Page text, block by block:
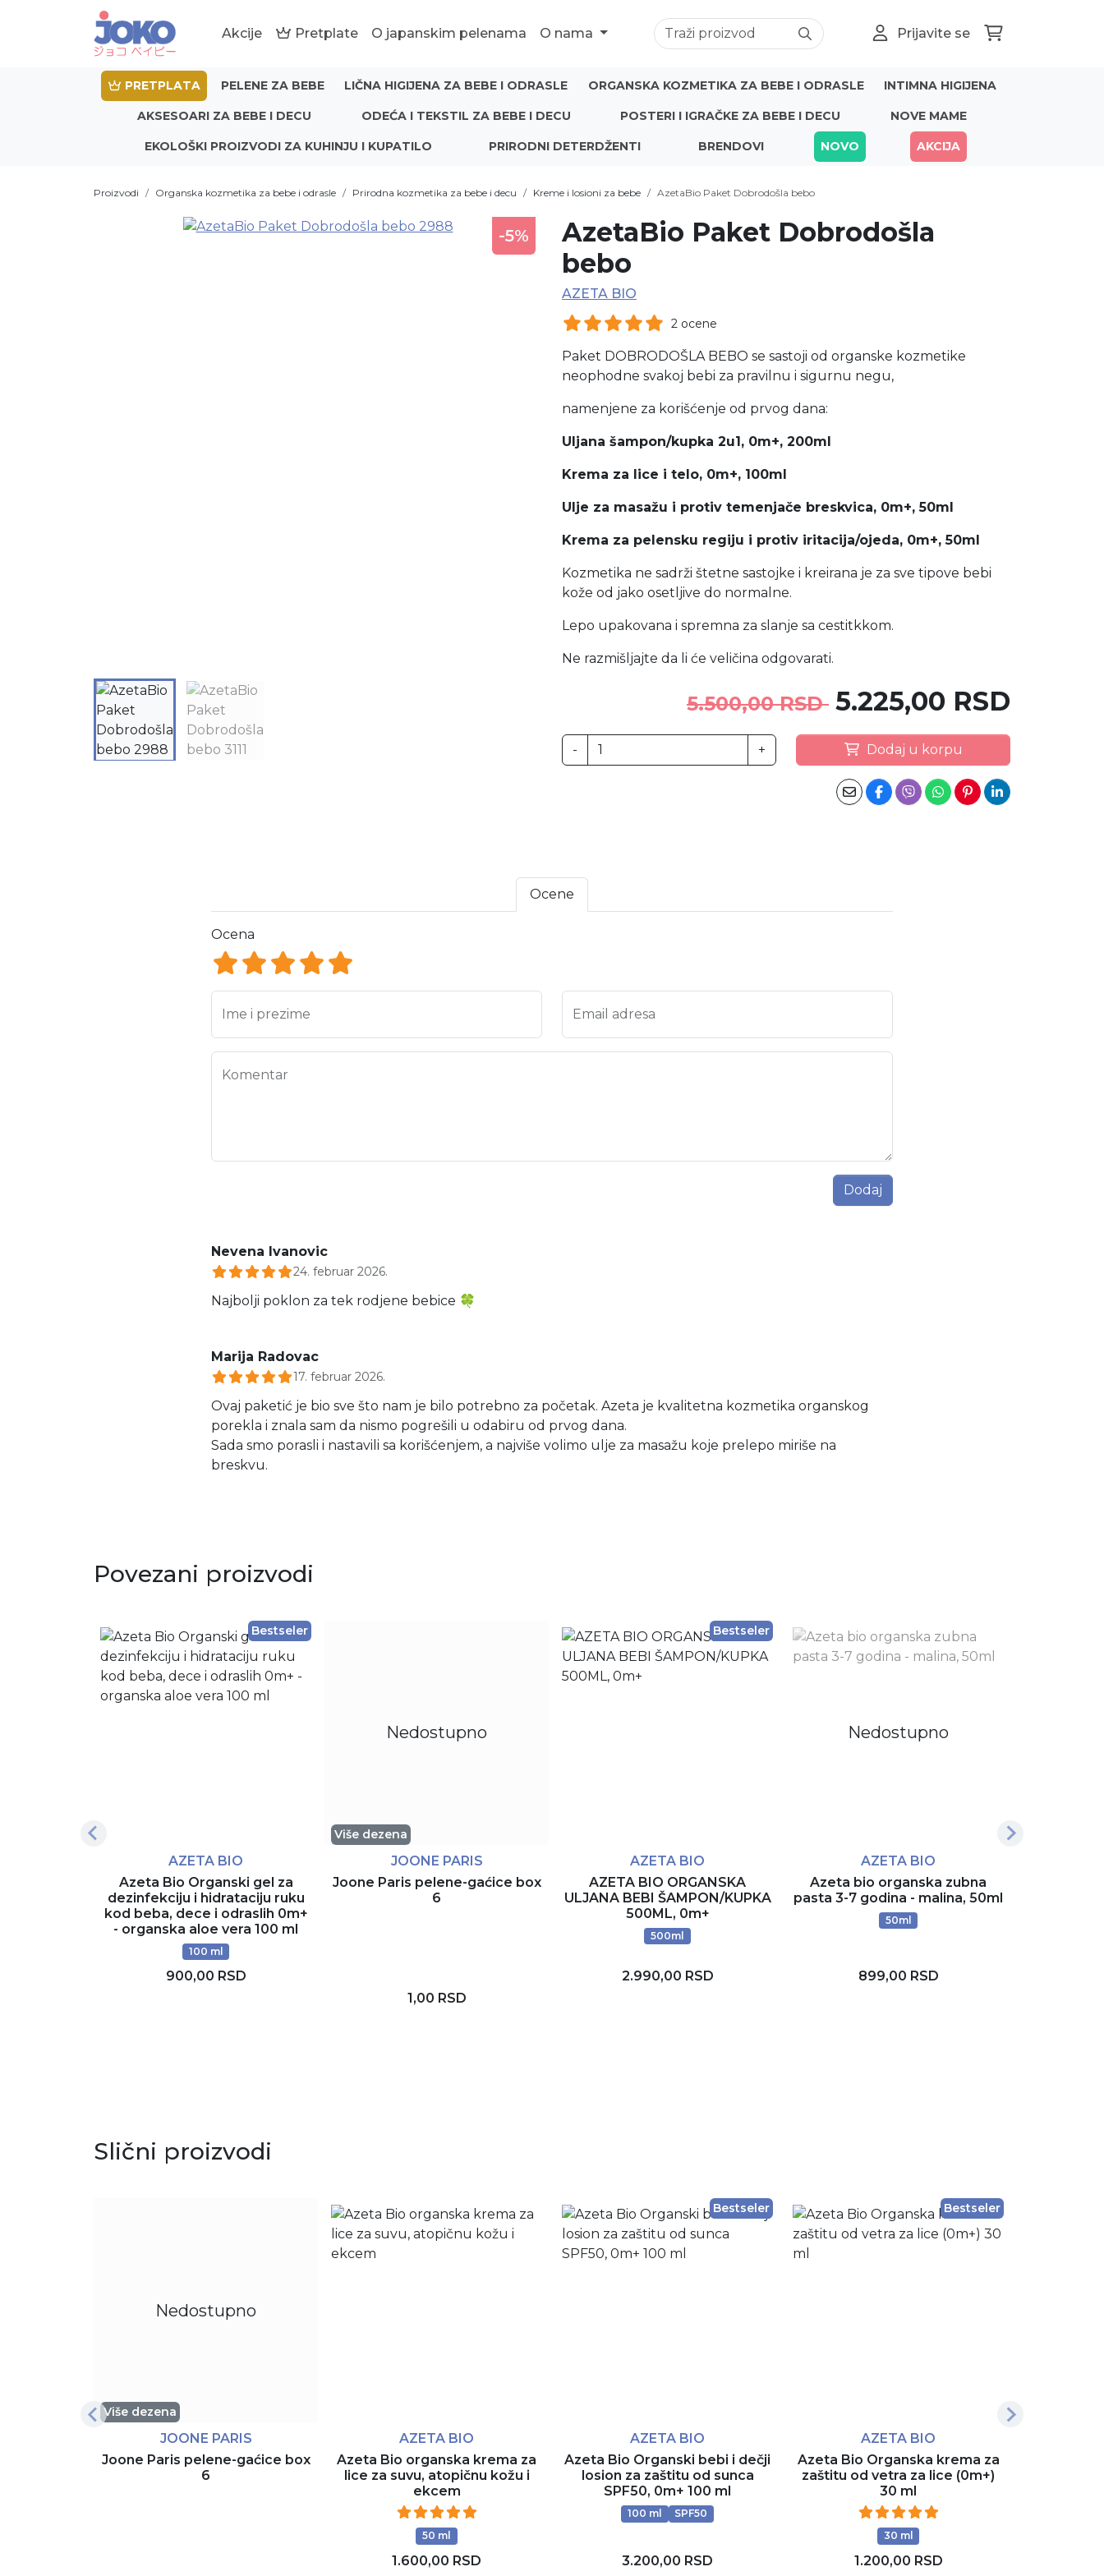
Akcije Pretplate O japanskim pelenama O nama Prijavite se
PRETPLATA PELENE ZA BEBE LIČNA HIGIJENA ZA BEBE I ODRASLE ORGANSKA KOZMETIKA ZA BEBE I ODRASLE INTIMNA HIGIJENA
AKSESOARI ZA BEBE I DECU ODEĆA I TEKSTIL ZA BEBE I DECU POSTERI I IGRAČKE ZA BEBE I DECU NOVE MAME
EKOLOŠKI PROIZVODI ZA KUHINJU I KUPATILO PRIRODNI DETERDŽENTI BRENDOVI NOVO AKCIJA
Proizvodi Organska kozmetika za bebe i odrasle Prirodna kozmetika za bebe i decu Kreme i losioni za bebe AzetaBio Paket Dobrodošla bebo
-5%
AzetaBio Paket Dobrodošla
bebo
AZETA BIO
2 ocene
Paket DOBRODOŠLA BEBO se sastoji od organske kozmetike
neophodne svakoj bebi za pravilnu i sigurnu negu,
namenjene za korišćenje od prvog dana:
Uljana šampon/kupka 2u1, 0m+, 200ml
Krema za lice i telo, 0m+, 100ml
Ulje za masažu i protiv temenjače breskvica, 0m+, 50ml
Krema za pelensku regiju i protiv iritacija/ojeda, 0m+, 50ml
Kozmetika ne sadrži štetne sastojke i kreirana je za sve tipove bebi
kože od jako osetljive do normalne.
Lepo upakovana i spremna za slanje sa cestitkkom.
Ne razmišljajte da li će veličina odgovarati.
5.500,00 RSD 5.225,00 RSD
- + Dodaj u korpu
Ocene
Ocena
Ocena 5
Ocena 4
Ocena 3
Ocena 2
Ocena 1
Ime i prezime Email adresa
Komentar
Dodaj
Nevena Ivanovic
24. februar 2026.
Najbolji poklon za tek rodjene bebice 🍀
Marija Radovac
17. februar 2026.
Ovaj paketić je bio sve što nam je bilo potrebno za početak. Azeta je kvalitetna kozmetika organskog
porekla i znala sam da nismo pogrešili u odabiru od prvog dana.
Sada smo porasli i nastavili sa korišćenjem, a najviše volimo ulje za masažu koje prelepo miriše na
breskvu.
Povezani proizvodi
Bestseler
AZETA BIO
Azeta Bio Organski gel za
dezinfekciju i hidrataciju ruku
kod beba, dece i odraslih 0m+
- organska aloe vera 100 ml
100 ml
900,00 RSD
Nedostupno
Više dezena
JOONE PARIS
Joone Paris pelene-gaćice box
6
1,00 RSD
Bestseler
AZETA BIO
AZETA BIO ORGANSKA
ULJANA BEBI ŠAMPON/KUPKA
500ML, 0m+
500ml
2.990,00 RSD
Nedostupno
AZETA BIO
Azeta bio organska zubna
pasta 3-7 godina - malina, 50ml
50ml
899,00 RSD
Slični proizvodi
Nedostupno
Više dezena
JOONE PARIS
Joone Paris pelene-gaćice box
6
AZETA BIO
Azeta Bio organska krema za
lice za suvu, atopičnu kožu i
ekcem
50 ml
1.600,00 RSD
Bestseler
AZETA BIO
Azeta Bio Organski bebi i dečji
losion za zaštitu od sunca
SPF50, 0m+ 100 ml
100 ml SPF50
3.200,00 RSD
Bestseler
AZETA BIO
Azeta Bio Organska krema za
zaštitu od vetra za lice (0m+)
30 ml
30 ml
1.200,00 RSD